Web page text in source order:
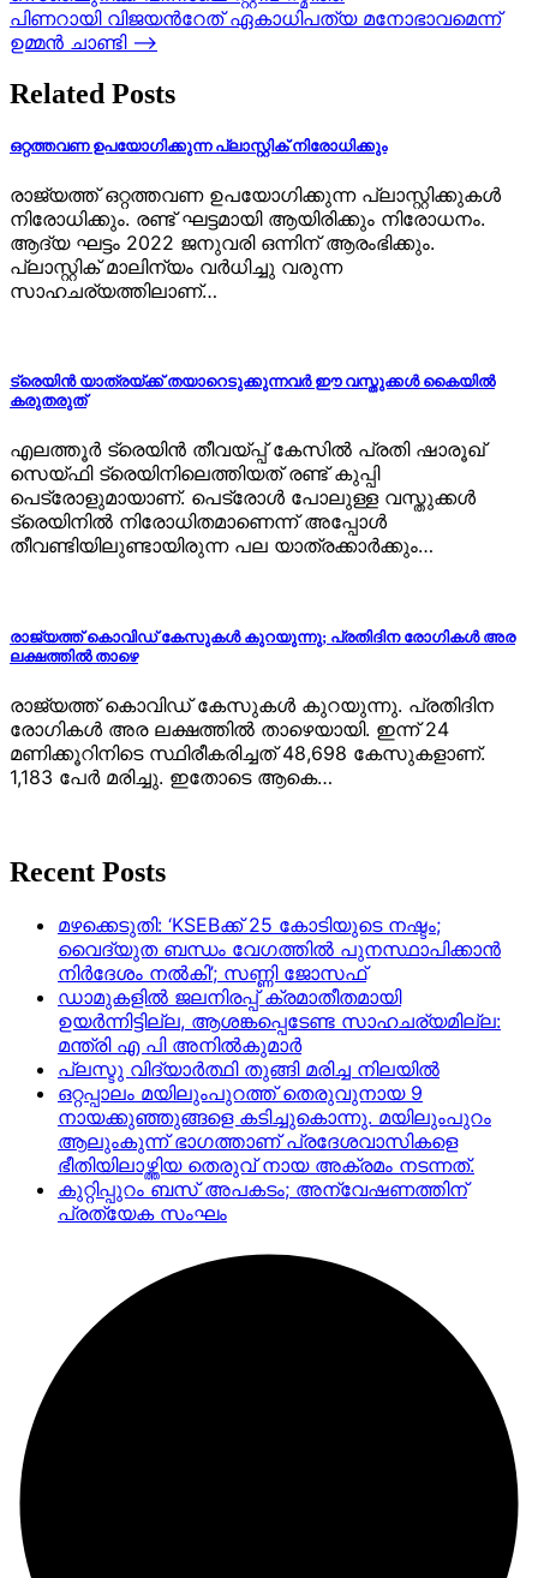
പിണറായി വിജയന്‍റേത് ഏകാധിപത്യ മനോഭാവമെന്ന്
ഉമ്മന്‍ ചാണ്ടി ⟶
Related Posts
ഒറ്റത്തവണ ഉപയോഗിക്കുന്ന പ്ലാസ്റ്റിക് നിരോധിക്കും
രാജ്യത്ത് ഒറ്റത്തവണ ഉപയോഗിക്കുന്ന പ്ലാസ്റ്റിക്കുകള്‍
നിരോധിക്കും. രണ്ട് ഘട്ടമായി ആയിരിക്കും നിരോധനം.
ആദ്യ ഘട്ടം 2022 ജനുവരി ഒന്നിന് ആരംഭിക്കും.
പ്ലാസ്റ്റിക് മാലിന്യം വര്‍ധിച്ചു വരുന്ന
സാഹചര്യത്തിലാണ്…
ട്രെയിൻ യാത്രയ്ക്ക് തയാറെടുക്കുന്നവർ ഈ വസ്തുക്കൾ കൈയിൽ
കരുതരുത്
എലത്തൂർ ട്രെയിൻ തീവയ്പ്പ് കേസിൽ പ്രതി ഷാരൂഖ്
സെയ്ഫി ട്രെയിനിലെത്തിയത് രണ്ട് കുപ്പി
പെട്രോളുമായാണ്. പെട്രോൾ പോലുള്ള വസ്തുക്കൾ
ട്രെയിനിൽ നിരോധിതമാണെന്ന് അപ്പോൾ
തീവണ്ടിയിലുണ്ടായിരുന്ന പല യാത്രക്കാർക്കും…
രാജ്യത്ത് കൊവിഡ് കേസുകൾ കുറയുന്നു; പ്രതിദിന രോഗികൾ അര
ലക്ഷത്തിൽ താഴെ
രാജ്യത്ത് കൊവിഡ് കേസുകൾ കുറയുന്നു. പ്രതിദിന
രോഗികൾ അര ലക്ഷത്തിൽ താഴെയായി. ഇന്ന് 24
മണിക്കൂറിനിടെ സ്ഥിരീകരിച്ചത് 48,698 കേസുകളാണ്.
1,183 പേർ മരിച്ചു. ഇതോടെ ആകെ…
Recent Posts
മഴക്കെടുതി: ‘KSEBക്ക് 25 കോടിയുടെ നഷ്ടം;
വൈദ്യുത ബന്ധം വേഗത്തിൽ പുനസ്ഥാപിക്കാൻ
നിർ​ദേശം നൽകി’; സണ്ണി ജോസഫ്
ഡാമുകളില്‍ ജലനിരപ്പ് ക്രമാതീതമായി
ഉയര്‍ന്നിട്ടില്ല, ആശങ്കപ്പെടേണ്ട സാഹചര്യമില്ല:
മന്ത്രി എ പി അനില്‍കുമാര്‍
പ്ലസ്ടു വിദ്യാർത്ഥി തുങ്ങി മരിച്ച നിലയിൽ
ഒറ്റപ്പാലം മയിലുംപുറത്ത് തെരുവുനായ 9
നായക്കുഞ്ഞുങ്ങളെ കടിച്ചുകൊന്നു. മയിലുംപുറം
ആലുംകുന്ന് ഭാഗത്താണ് പ്രദേശവാസികളെ
ഭീതിയിലാഴ്ത്തിയ തെരുവ് നായ അക്രമം നടന്നത്.
കുറ്റിപ്പുറം ബസ് അപകടം; അന്വേഷണത്തിന്
പ്രത്യേക സംഘം